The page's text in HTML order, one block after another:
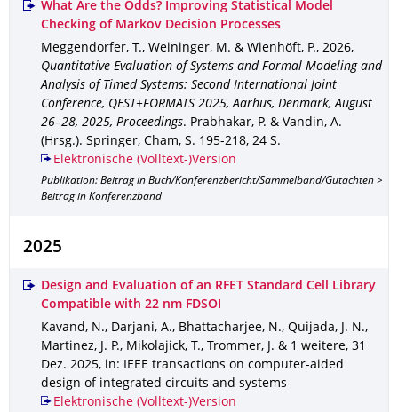
What Are the Odds? Improving Statistical Model
Checking of Markov Decision Processes
Meggendorfer, T., Weininger, M. & Wienhöft, P., 2026,
Quantitative Evaluation of Systems and Formal Modeling and
Analysis of Timed Systems: Second International Joint
Conference, QEST+FORMATS 2025, Aarhus, Denmark, August
26–28, 2025, Proceedings. Prabhakar, P. & Vandin, A.
(Hrsg.). Springer, Cham, S. 195-218, 24 S.
Elektronische (Volltext-)Version
Publikation: Beitrag in Buch/Konferenzbericht/Sammelband/Gutachten >
Beitrag in Konferenzband
2025
Design and Evaluation of an RFET Standard Cell Library
Compatible with 22 nm FDSOI
Kavand, N., Darjani, A., Bhattacharjee, N., Quijada, J. N.,
Martinez, J. P., Mikolajick, T., Trommer, J. & 1 weitere, 31
Dez. 2025, in: IEEE transactions on computer-aided
design of integrated circuits and systems
Elektronische (Volltext-)Version